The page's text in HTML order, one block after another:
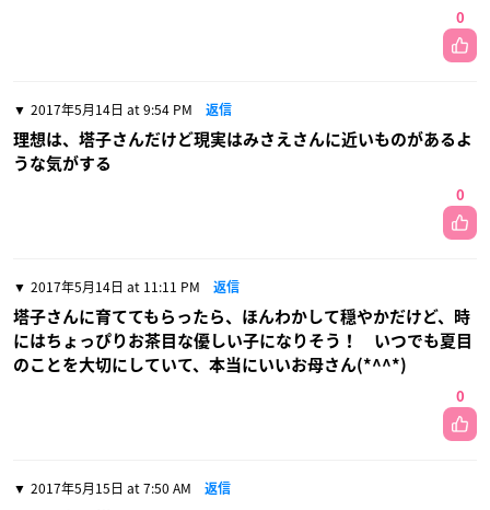
0
2017年5月14日 at 9:54 PM 返信
理想は、塔子さんだけど現実はみさえさんに近いものがあるよ
うな気がする
0
2017年5月14日 at 11:11 PM 返信
塔子さんに育ててもらったら、ほんわかして穏やかだけど、時
にはちょっぴりお茶目な優しい子になりそう！ いつでも夏目
のことを大切にしていて、本当にいいお母さん(*^^*)
0
2017年5月15日 at 7:50 AM 返信